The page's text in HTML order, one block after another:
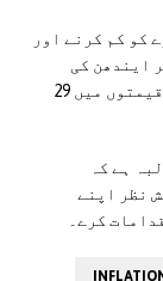
کو کم کرنے اور
ایندھن کی
قیمتوں پر سبسڈی مکمل طور پر ختم کرتے ہوئے قیمتوں میں 29
ہے کہ
نظر اپنے
کرے۔